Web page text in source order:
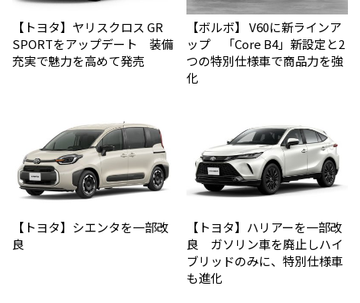
【トヨタ】ヤリスクロス GR
SPORTをアップデート 装備
充実で魅力を高めて発売
【ボルボ】 V60に新ラインア
ップ 「Core B4」新設定と2
つの特別仕様車で商品力を強
化
【トヨタ】シエンタを一部改
良
【トヨタ】ハリアーを一部改
良 ガソリン車を廃止しハイ
ブリッドのみに、特別仕様車
も進化